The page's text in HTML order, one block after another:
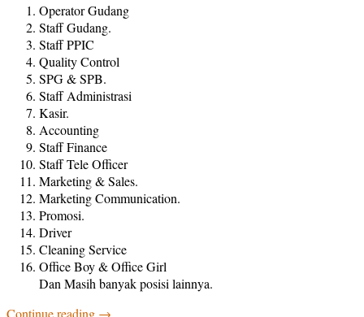
Operator Gudang
Staff Gudang.
Staff PPIC
Quality Control
SPG & SPB.
Staff Administrasi
Kasir.
Accounting
Staff Finance
Staff Tele Officer
Marketing & Sales.
Marketing Communication.
Promosi.
Driver
Cleaning Service
Office Boy & Office Girl
Dan Masih banyak posisi lainnya.
Continue reading →